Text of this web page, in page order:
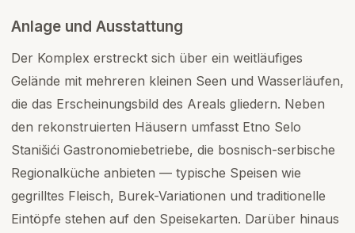
Anlage und Ausstattung
Der Komplex erstreckt sich über ein weitläufiges
Gelände mit mehreren kleinen Seen und Wasserläufen,
die das Erscheinungsbild des Areals gliedern. Neben
den rekonstruierten Häusern umfasst Etno Selo
Stanišići Gastronomiebetriebe, die bosnisch-serbische
Regionalküche anbieten — typische Speisen wie
gegrilltes Fleisch, Burek-Variationen und traditionelle
Eintöpfe stehen auf den Speisekarten. Darüber hinaus